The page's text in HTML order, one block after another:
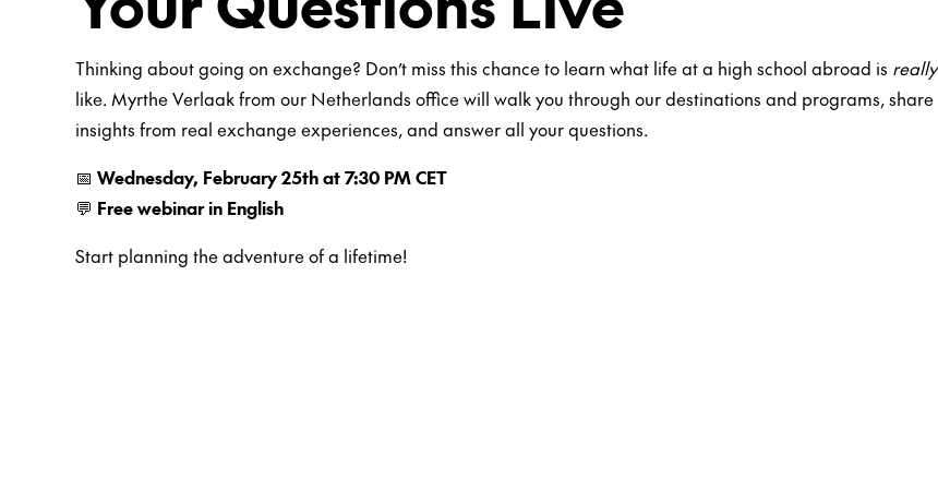
Thinking about going on exchange? Don’t miss this chance to learn what life at a high school abroad is really
like. Myrthe Verlaak from our Netherlands office will walk you through our destinations and programs, share
insights from real exchange experiences, and answer all your questions.
📅 Wednesday, February 25th at 7:30 PM CET
💬 Free webinar in English
Start planning the adventure of a lifetime!